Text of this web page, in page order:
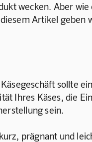
wecken. Aber
Artikel geben
sollte
Ihres Käses, die
sein.
prägnant und